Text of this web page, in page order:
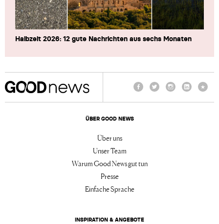
Halbzeit 2026: 12 gute Nachrichten aus sechs Monaten
ÜBER GOOD NEWS
Über uns
Unser Team
Warum Good News gut tun
Presse
Einfache Sprache
INSPIRATION & ANGEBOTE